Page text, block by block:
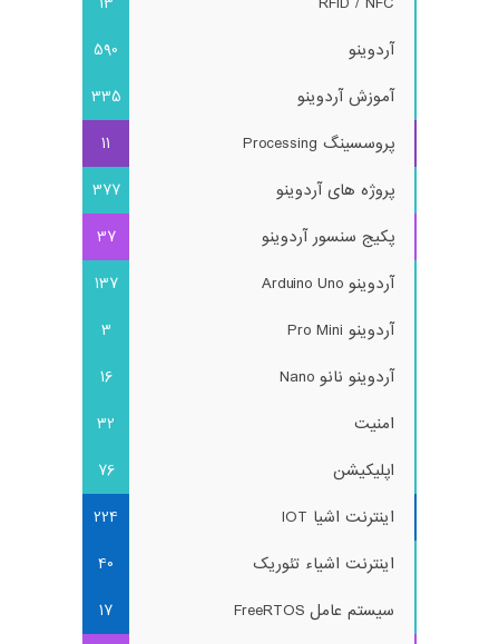
آردوینو
590
آموزش آردوینو
335
پروسسینگ Processing
11
پروژه های آردوینو
377
پکیج سنسور آردوینو
37
آردوینو Arduino Uno
137
آردوینو Pro Mini
3
آردوینو نانو Nano
16
امنیت
32
اپلیکیشن
76
اینترنت اشیا IOT
224
اینترنت اشیاء تئوریک
40
سیستم عامل FreeRTOS
17